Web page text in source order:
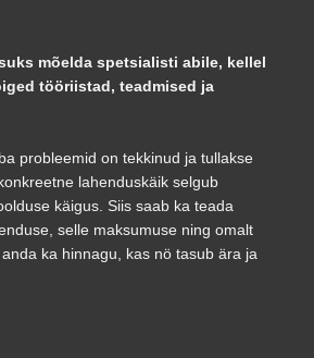
mõelda spetsialisti abile, kellel
tööriistad, teadmised ja
probleemid on tekkinud ja tullakse
lahenduskäik selgub
käigus. Siis saab ka teada
selle maksumuse ning omalt
ka hinnagu, kas nö tasub ära ja